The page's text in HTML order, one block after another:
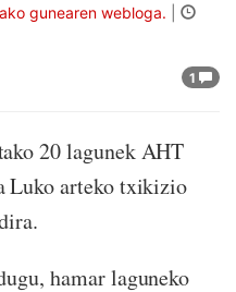
gunearen webloga.
1
20 lagunek AHT
Luko arteko txikizio
hamar laguneko